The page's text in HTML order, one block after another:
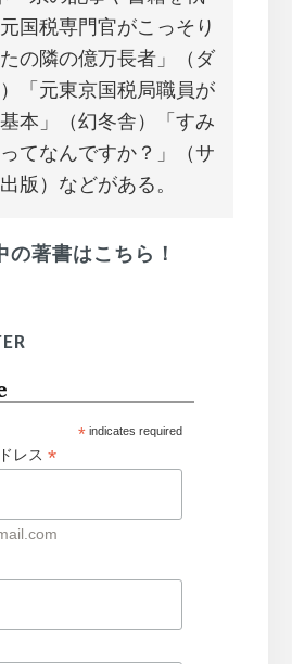
国税専門官がこっそり
の隣の億万長者」（ダ
「元東京国税局職員が
本」（幻冬舎）「すみ
てなんですか？」（サ
版）などがある。
の著書はこちら！
* indicates required
レス *